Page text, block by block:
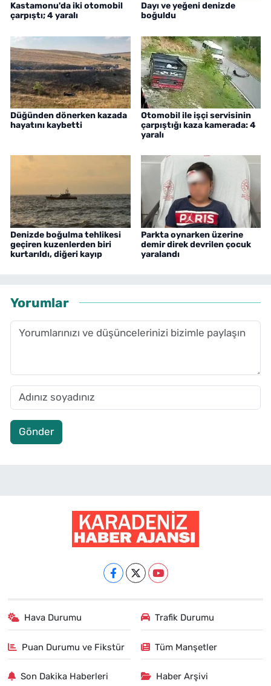
Kastamonu'da iki otomobil
çarpıştı; 4 yaralı
Dayı ve yeğeni denizde
boğuldu
Düğünden dönerken kazada
hayatını kaybetti
Otomobil ile işçi servisinin
çarpıştığı kaza kamerada: 4
yaralı
Denizde boğulma tehlikesi
geçiren kuzenlerden biri
kurtarıldı, diğeri kayıp
Parkta oynarken üzerine
demir direk devrilen çocuk
yaralandı
Yorumlar
Gönder
Hava Durumu Trafik Durumu
Puan Durumu ve Fikstür Tüm Manşetler
Son Dakika Haberleri Haber Arşivi